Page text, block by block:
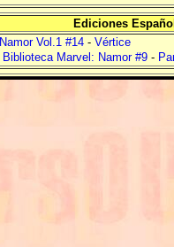
Ediciones
Namor Vol.1 #14 -Vértice
Biblioteca Marvel: Namor #9 -